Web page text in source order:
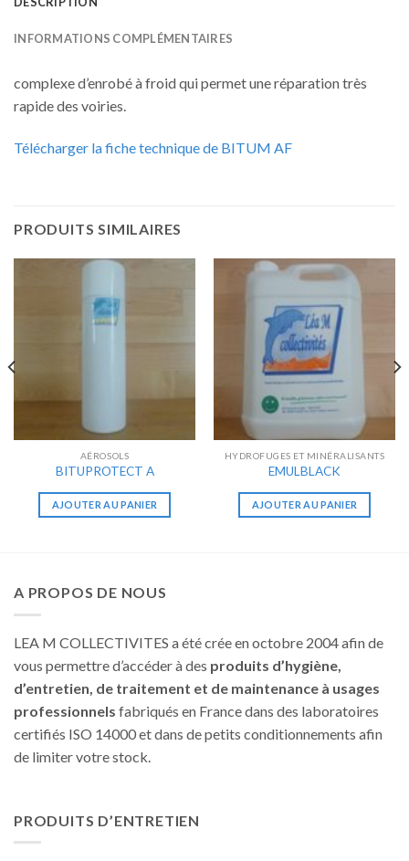
INFORMATIONS COMPLÉMENTAIRES
complexe d’enrobé à froid qui permet une réparation très
rapide des voiries.
Télécharger la fiche technique de BITUM AF
PRODUITS SIMILAIRES
AÉROSOLS
BITUPROTECT A
AJOUTER AU PANIER
HYDROFUGES ET MINÉRALISANTS
EMULBLACK
AJOUTER AU PANIER
A PROPOS DE NOUS
LEA M COLLECTIVITES a été crée en octobre 2004 afin de
vous permettre d’accéder à des produits d’hygiène,
d’entretien, de traitement et de maintenance à usages
professionnels fabriqués en France dans des laboratoires
certifiés ISO 14000 et dans de petits conditionnements afin
de limiter votre stock.
PRODUITS D’ENTRETIEN